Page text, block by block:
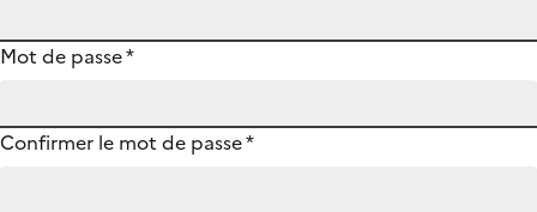
Mot de passe*
Confirmer le mot de passe*